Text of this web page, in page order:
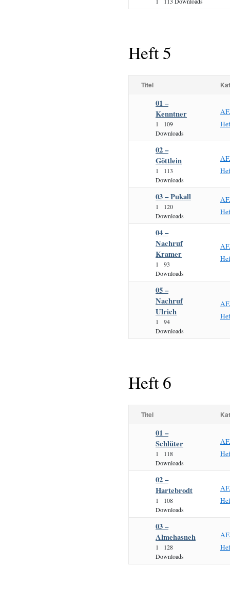
Heft 5
Titel
01 –
Kenntner
1
109
Downloads
02 –
Göttlein
1
113
Downloads
03 – Pukall
1
120
Downloads
04 –
Nachruf
Kramer
1
93
Downloads
05 –
Nachruf
Ulrich
1
94
Downloads
Heft 6
Titel
01 –
Schlüter
1
118
Downloads
02 –
Hartebrodt
1
108
Downloads
03 –
Almehasneh
1
128
Downloads